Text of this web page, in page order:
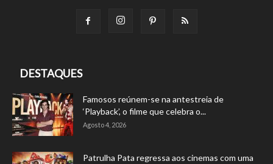
DESTAQUES
Famosos reúnem-se na antestreia de
‘Playback’, o filme que celebra o...
Agosto 4, 2026
Patrulha Pata regressa aos cinemas com uma